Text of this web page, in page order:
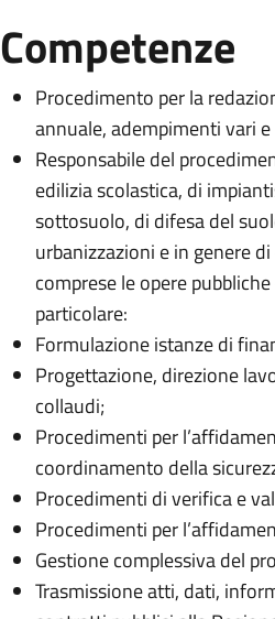
Competenze
Procedimento per la
annuale, adempimenti vari
Responsabile del
edilizia scolastica, di
sottosuolo, di difesa del
urbanizzazioni e in genere
comprese le opere
particolare:
Formulazione istanze di
Progettazione, direzione
collaudi;
Procedimenti per
coordinamento della
Procedimenti di verifica e
Procedimenti per
Gestione complessiva del
Trasmissione atti, dati,